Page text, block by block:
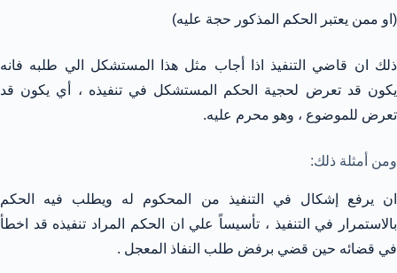
(او ممن يعتبر الحكم المذكور حجة عليه)
ذلك ان قاضي التنفيذ اذا أجاب مثل هذا المستشكل الي طلبه فانه
يكون قد تعرض لحجية الحكم المستشكل في تنفيذه ، أي يكون قد
تعرض للموضوع ، وهو محرم عليه.
ومن أمثلة ذلك:
ان يرفع إشكال في التنفيذ من المحكوم له ويطلب فيه الحكم
بالاستمرار في التنفيذ ، تأسيساً علي ان الحكم المراد تنفيذه قد اخطأ
في قضائه حين قضي برفض طلب النفاذ المعجل .